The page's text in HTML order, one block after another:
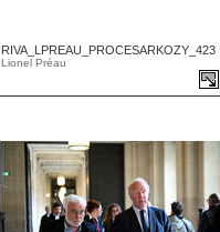
RIVA_LPREAU_PROCESARKOZY_423
Lionel Préau